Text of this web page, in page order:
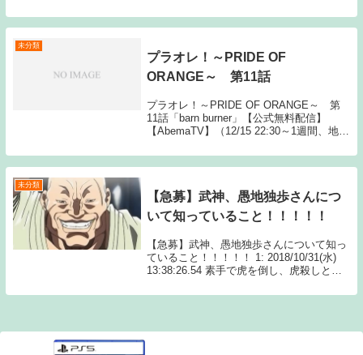
on Youtub...
未分類
プラオレ！～PRIDE OF
ORANGE～ 第11話
プラオレ！～PRIDE OF ORANGE～ 第
11話「barn burner」【公式無料配信】
【AbemaTV】（12/15 22:30～1週間、地上
間）【Gyao】（12/15 2...
未分類
【急募】武神、愚地独歩さんにつ
いて知っていること！！！！！
【急募】武神、愚地独歩さんについて知っ
ていること！！！！！ 1: 2018/10/31(水)
13:38:26.54 素手で虎を倒し、虎殺しと呼
【急募】武神、愚地独歩さんについて知っ